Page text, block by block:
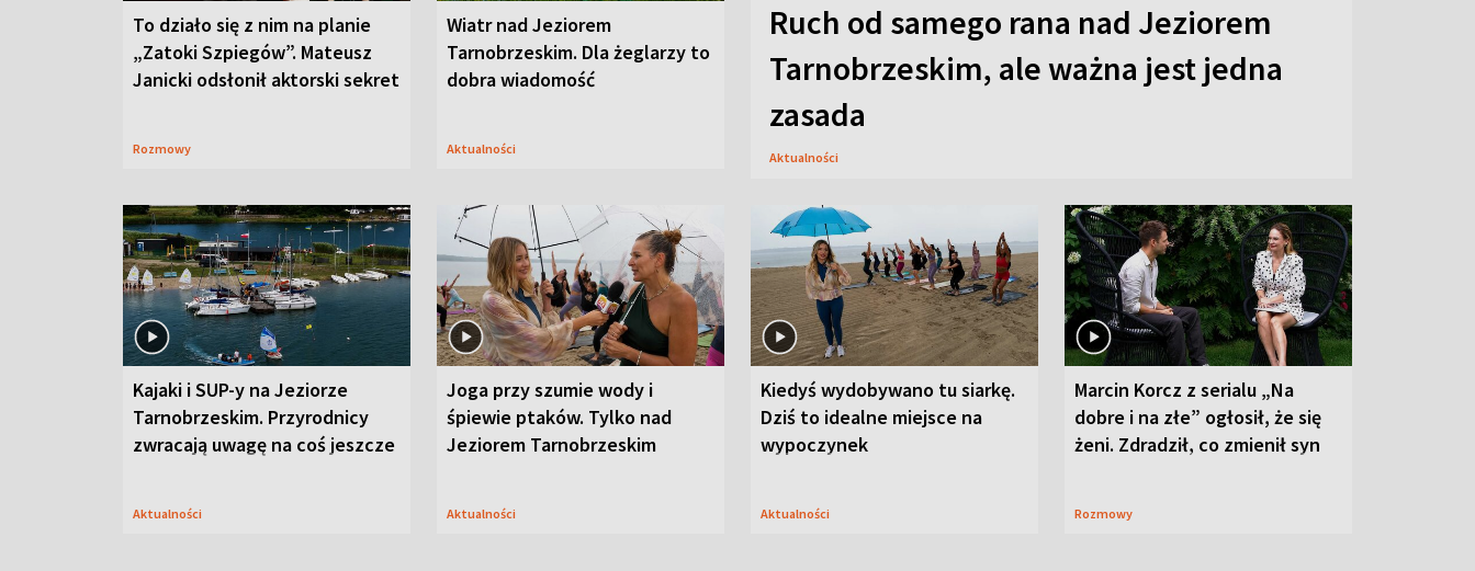
To działo się z nim na planie
„Zatoki Szpiegów”. Mateusz
Janicki odsłonił aktorski sekret
Rozmowy
Wiatr nad Jeziorem
Tarnobrzeskim. Dla żeglarzy to
dobra wiadomość
Aktualności
Ruch od samego rana nad Jeziorem
Tarnobrzeskim, ale ważna jest jedna
zasada
Aktualności
Kajaki i SUP-y na Jeziorze
Tarnobrzeskim. Przyrodnicy
zwracają uwagę na coś jeszcze
Aktualności
Joga przy szumie wody i
śpiewie ptaków. Tylko nad
Jeziorem Tarnobrzeskim
Aktualności
Kiedyś wydobywano tu siarkę.
Dziś to idealne miejsce na
wypoczynek
Aktualności
Marcin Korcz z serialu „Na
dobre i na złe” ogłosił, że się
żeni. Zdradził, co zmienił syn
Rozmowy